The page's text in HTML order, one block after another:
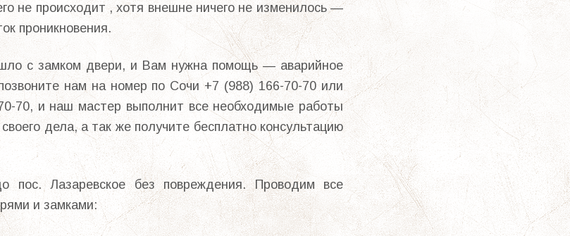
не происходит , хотя внешне ничего не изменилось —
проникновения.
с замком двери, и Вам нужна помощь — аварийное
нам на номер по Cочи +7 (988) 166-70-70 или
70, и наш мастер выполнит все необходимые работы
дела, а так же получите бесплатно консультацию
пос. Лазаревское без повреждения. Проводим все
и замками: